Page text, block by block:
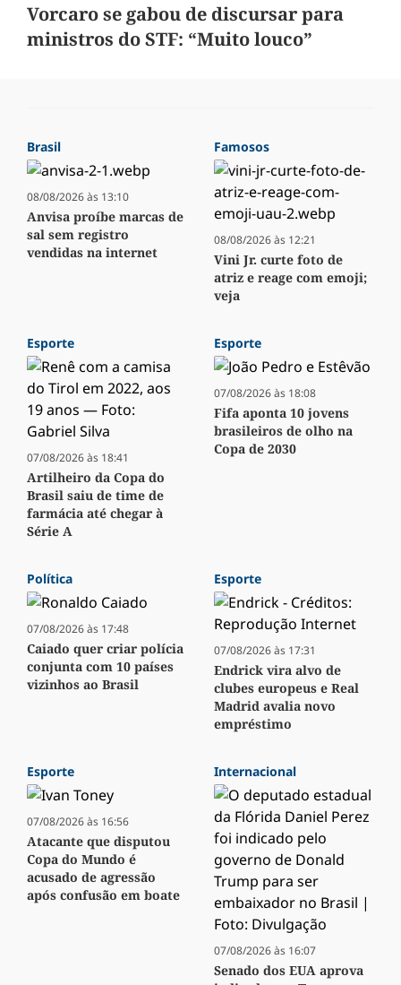
Vorcaro se gabou de discursar para
ministros do STF: “Muito louco”
Brasil
08/08/2026 às 13:10
Anvisa proíbe marcas de
sal sem registro
vendidas na internet
Famosos
08/08/2026 às 12:21
Vini Jr. curte foto de
atriz e reage com emoji;
veja
Esporte
07/08/2026 às 18:41
Artilheiro da Copa do
Brasil saiu de time de
farmácia até chegar à
Série A
Esporte
07/08/2026 às 18:08
Fifa aponta 10 jovens
brasileiros de olho na
Copa de 2030
Política
07/08/2026 às 17:48
Caiado quer criar polícia
conjunta com 10 países
vizinhos ao Brasil
Esporte
07/08/2026 às 17:31
Endrick vira alvo de
clubes europeus e Real
Madrid avalia novo
empréstimo
Esporte
07/08/2026 às 16:56
Atacante que disputou
Copa do Mundo é
acusado de agressão
após confusão em boate
Internacional
07/08/2026 às 16:07
Senado dos EUA aprova